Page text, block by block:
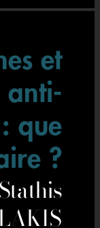
et
anti-
que
?